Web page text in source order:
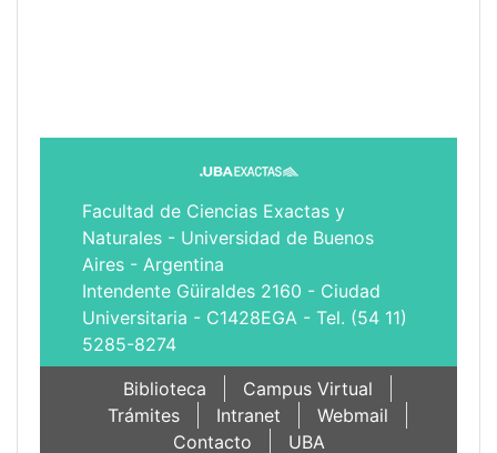
Facultad de Ciencias Exactas y
Naturales - Universidad de Buenos
Aires - Argentina
Intendente Güiraldes 2160 - Ciudad
Universitaria - C1428EGA - Tel. (54 11)
5285-8274
Biblioteca
Campus Virtual
Trámites
Intranet
Webmail
Contacto
UBA